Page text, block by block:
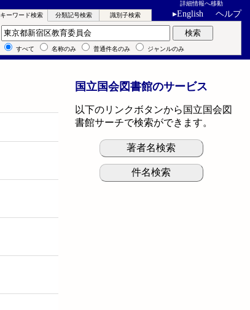
詳細情報へ移動
▸English ヘルプ
キーワード検索 分類記号検索 識別子検索
キーワード検索 検索
すべて 名称のみ 普通件名のみ ジャンルのみ
国立国会図書館のサービス
以下のリンクボタンから国立国会図
書館サーチで検索ができます。
著者名検索
件名検索